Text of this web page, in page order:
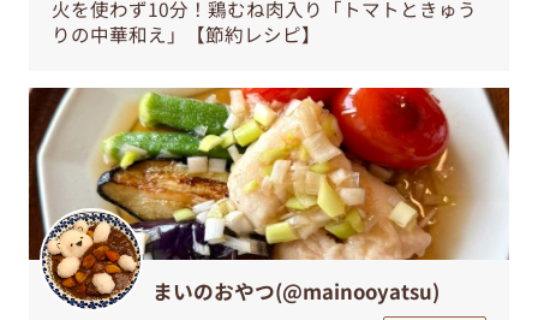
火を使わず10分！鶏むね肉入り「トマトときゅう
りの中華和え」【節約レシピ】
まいのおやつ(@mainooyatsu)